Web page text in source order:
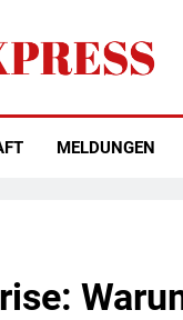
MELDUNGEN